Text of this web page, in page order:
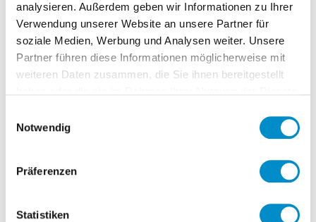
analysieren. Außerdem geben wir Informationen zu Ihrer
Verwendung unserer Website an unsere Partner für
soziale Medien, Werbung und Analysen weiter. Unsere
Partner führen diese Informationen möglicherweise mit
weiteren Daten zusammen, die Sie ihnen bereitgestellt
Notwendig
Präferenzen
Statistiken
Projekts zur Weiterentwicklung der
Qualitätsstandards
Entwicklung einer Organisations- und
Arbeitsstruktur mit Meilensteinen unter
Vorgehensweise in der
Bearbeitung) sowie Konzepte zur
Stakeholder (einzelnen Akteure sowie